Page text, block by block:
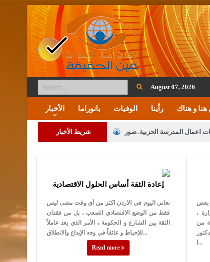
August 07, 2026
الأخبار بانوراما الوفيات رأينا و هناك
شريط الأخبار اعمال المدرسة الحزبية..صور
تعديل قانون الملكية العقارية
إلى مراجعة منصة خدمة العلم
مبارك ومزيدا من التوفيق
إعادة الثقة أساس الحلول الاقتصادية
نعاني اليوم في الاردن اكثر من أي وقت مضى ليس
فقط من الوضع الاقتصادي الصعب ، بل من فقدان
الثقة بين الشارع و الحكومة ، الأمر الذي يعد عاملاً
للإحباط و عائقاً في وجه الإبداع والانطلاق...
Read more
بعض
،
من
ا...